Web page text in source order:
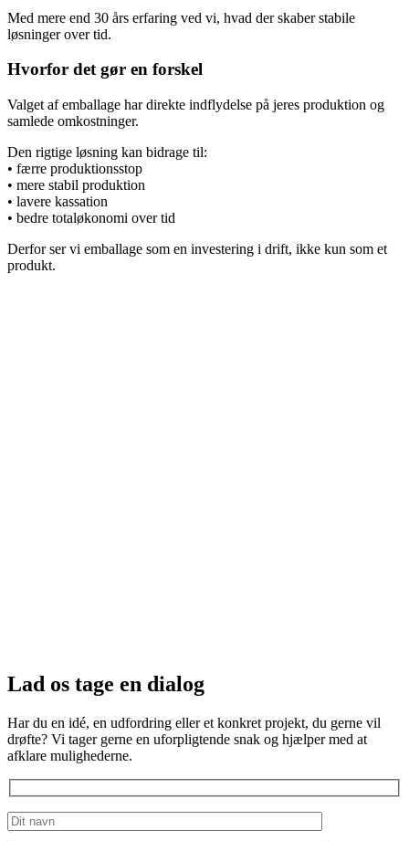
Med mere end 30 års erfaring ved vi, hvad der skaber stabile
løsninger over tid.
Hvorfor det gør en forskel
Valget af emballage har direkte indflydelse på jeres produktion og
samlede omkostninger.
Den rigtige løsning kan bidrage til:
• færre produktionsstop
• mere stabil produktion
• lavere kassation
• bedre totaløkonomi over tid
Derfor ser vi emballage som en investering i drift, ikke kun som et
produkt.
Lad os tage en dialog
Har du en idé, en udfordring eller et konkret projekt, du gerne vil
drøfte? Vi tager gerne en uforpligtende snak og hjælper med at
afklare mulighederne.